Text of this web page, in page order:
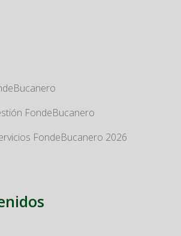
FondeBucanero
FondeBucanero 2026